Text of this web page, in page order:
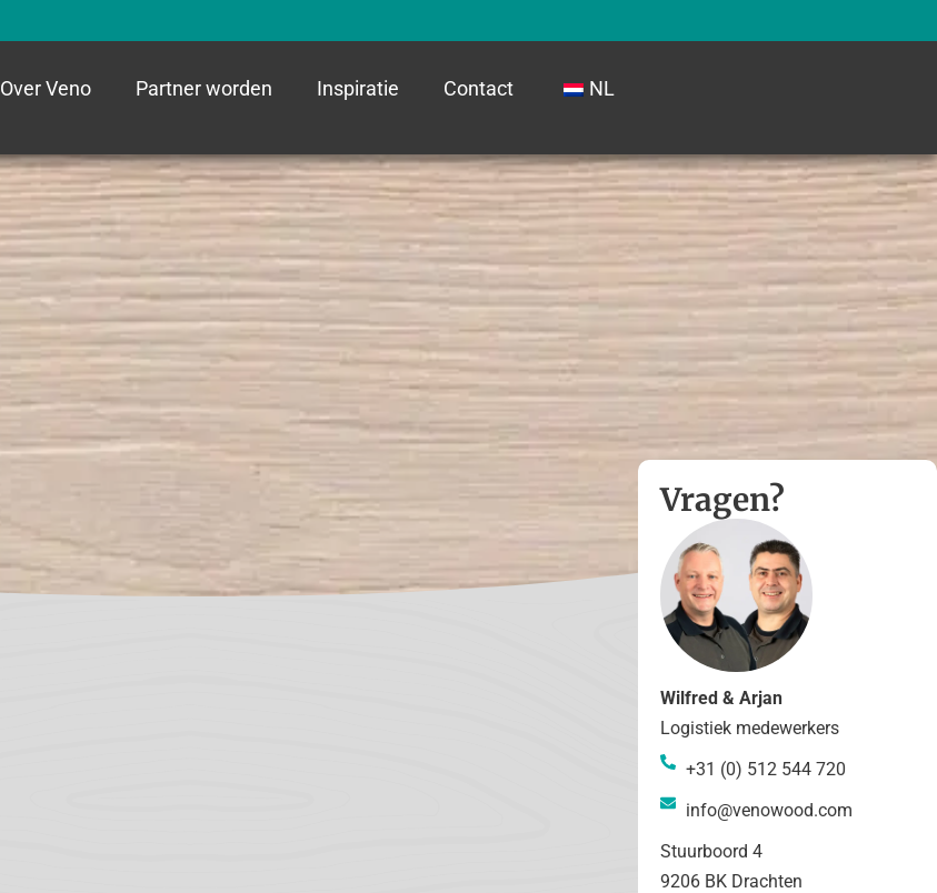
Over Veno Partner worden Inspiratie Contact NL
Vragen?
Wilfred & Arjan
Logistiek medewerkers
+31 (0) 512 544 720
info@venowood.com
Stuurboord 4
9206 BK Drachten